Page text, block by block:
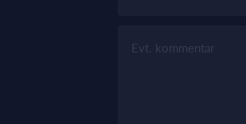
Evt. kommentar